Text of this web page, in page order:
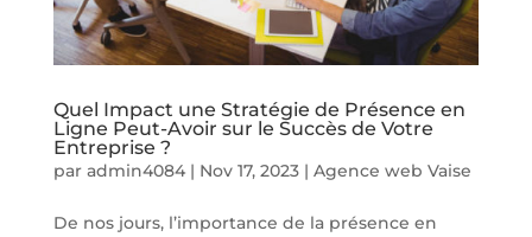
Quel Impact une Stratégie de Présence en
Ligne Peut-Avoir sur le Succès de Votre
Entreprise ?
par admin4084| Nov 17, 2023| Agence web Vaise
De nos jours, l’importance de la présence en